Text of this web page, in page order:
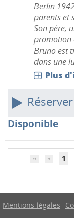
Berlin
parents et
Son père,
promotion
Bruno est
dans une
Plus
Réserver
Disponible
1
Mentions légales